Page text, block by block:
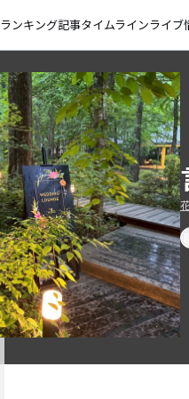
ランキング記事タイムラインライブ